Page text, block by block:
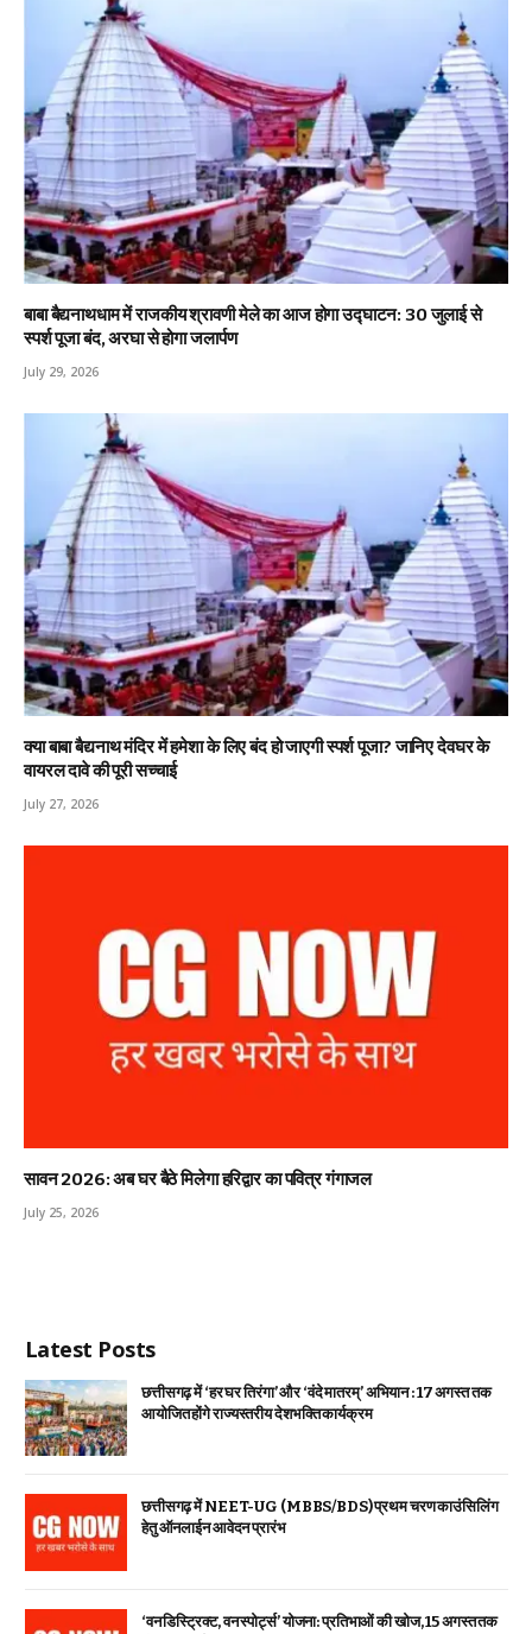
बाबा बैद्यनाथधाम में राजकीय श्रावणी मेले का आज होगा उद्घाटन: 30 जुलाई से
स्पर्श पूजा बंद, अरघा से होगा जलार्पण
July 29, 2026
क्या बाबा बैद्यनाथ मंदिर में हमेशा के लिए बंद हो जाएगी स्पर्श पूजा? जानिए देवघर के
वायरल दावे की पूरी सच्चाई
July 27, 2026
सावन 2026: अब घर बैठे मिलेगा हरिद्वार का पवित्र गंगाजल
July 25, 2026
Latest Posts
छत्तीसगढ़ में ‘हर घर तिरंगा’ और ‘वंदे मातरम्’ अभियान : 17 अगस्त तक
आयोजित होंगे राज्यस्तरीय देशभक्ति कार्यक्रम
छत्तीसगढ़ में NEET-UG (MBBS/BDS) प्रथम चरण काउंसिलिंग
हेतु ऑनलाईन आवेदन प्रारंभ
‘वन डिस्ट्रिक्ट, वन स्पोर्ट्स’ योजना: प्रतिभाओं की खोज, 15 अगस्त तक